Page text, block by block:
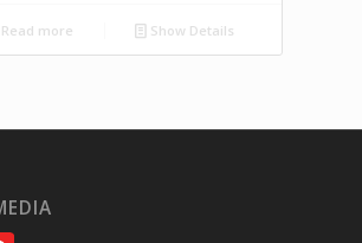
Read more Show Details